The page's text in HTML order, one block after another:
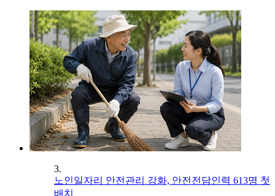
3.
노인일자리 안전관리 강화, 안전전담인력 613명 첫
배치